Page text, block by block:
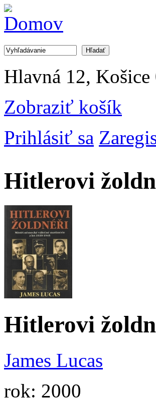
Jump to Navigation
Vyhľadávanie
Hlavná 12, Košice
Zobraziť košík
Prihlásiť sa
Hitlerovi
Hitlerovi
James Lucas
rok: 2000